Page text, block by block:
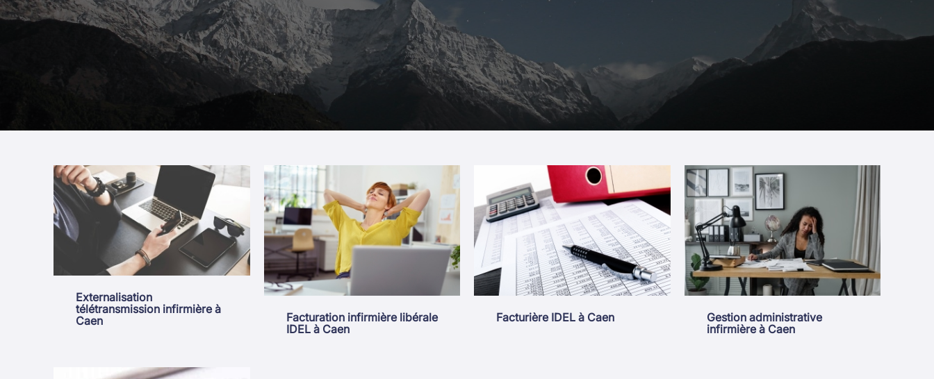
Externalisation
télétransmission infirmière à
Caen
Facturation infirmière libérale
IDEL à Caen
Facturière IDEL à Caen
Gestion administrative
infirmière à Caen